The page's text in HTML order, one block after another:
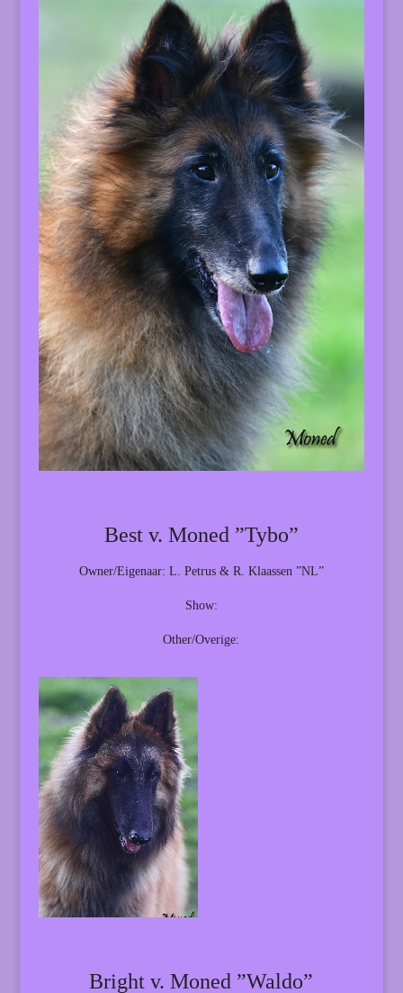
Best v. Moned ”Tybo”
Owner/Eigenaar: L. Petrus & R. Klaassen ”NL”
Show:
Other/Overige:
Bright v. Moned ”Waldo”